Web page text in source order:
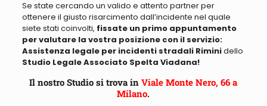
Se state cercando un valido e attento partner per
ottenere il giusto risarcimento dall’incidente nel quale
siete stati coinvolti, fissate un primo appuntamento
per valutare la vostra posizione con il servizio:
Assistenza legale per incidenti stradali Riminidello
Studio Legale Associato Spelta Viadana!
Il nostro Studio si trova inViale Monte Nero, 66 a
Milano.